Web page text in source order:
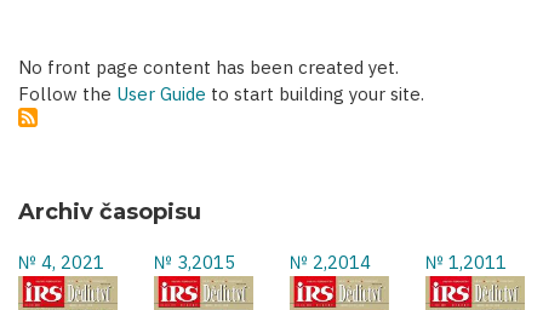
No front page content has been created yet.
Follow the User Guide to start building your site.
Archiv časopisu
№ 4, 2021 № 3,2015 № 2,2014 № 1,2011